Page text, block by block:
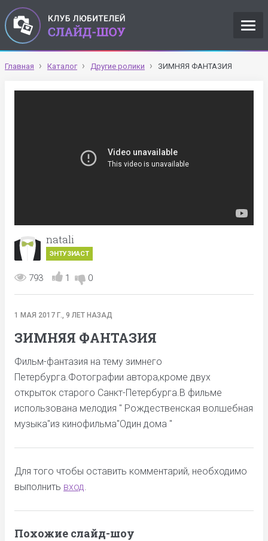
Главная Каталог Другие ролики ЗИМНЯЯ ФАНТАЗИЯ
natali
ЭНТУЗИАСТ
793 1 0
1 МАЯ 2017 Г., 9 ЛЕТ НАЗАД
ЗИМНЯЯ ФАНТАЗИЯ
Фильм-фантазия на тему зимнего
Петербурга.Фотографии автора,кроме двух
открыток старого Санкт-Петербурга.В фильме
использована мелодия " Рождественская волшебная
музыка"из кинофильма"Один дома "
Для того чтобы оставить комментарий, необходимо
выполнить вход.
Похожие слайд-шоу